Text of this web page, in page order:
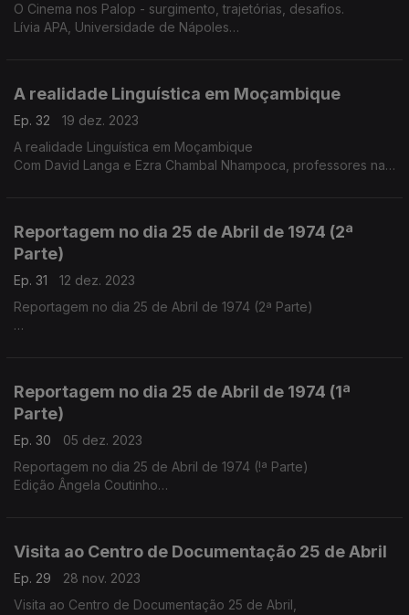
O Cinema nos Palop - surgimento, trajetórias, desafios.
Lívia APA, Universidade de Nápoles
A realidade Linguística em Moçambique
Ep. 32
19 dez. 2023
A realidade Linguística em Moçambique
Com David Langa e Ezra Chambal Nhampoca, professores na
Reportagem no dia 25 de Abril de 1974 (2ª
Parte)
Ep. 31
12 dez. 2023
Reportagem no dia 25 de Abril de 1974 (2ª Parte)
Reportagem no dia 25 de Abril de 1974 (1ª
Parte)
Ep. 30
05 dez. 2023
Reportagem no dia 25 de Abril de 1974 (!ª Parte)
Edição Ângela Coutinho
Visita ao Centro de Documentação 25 de Abril
Ep. 29
28 nov. 2023
Visita ao Centro de Documentação 25 de Abril,